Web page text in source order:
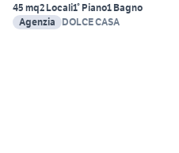
45 mq2 Locali1° Piano1 Bagno
Agenzia
DOLCE CASA